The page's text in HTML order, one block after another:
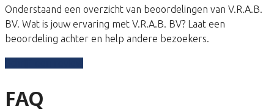
Onderstaand een overzicht van beoordelingen van V.R.A.B.
BV. Wat is jouw ervaring met V.R.A.B. BV? Laat een
beoordeling achter en help andere bezoekers.
FAQ